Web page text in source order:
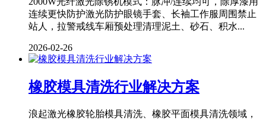
连续更快防护激光防护眼镜手套、长袖工作服周围禁止
站人，拉警戒线车厢预处理清理泥土、砂石、积水...
2026-02-26
橡胶模具清洗行业解决方案
浪起激光橡胶轮胎模具清洗、橡胶平面模具清洗领域，